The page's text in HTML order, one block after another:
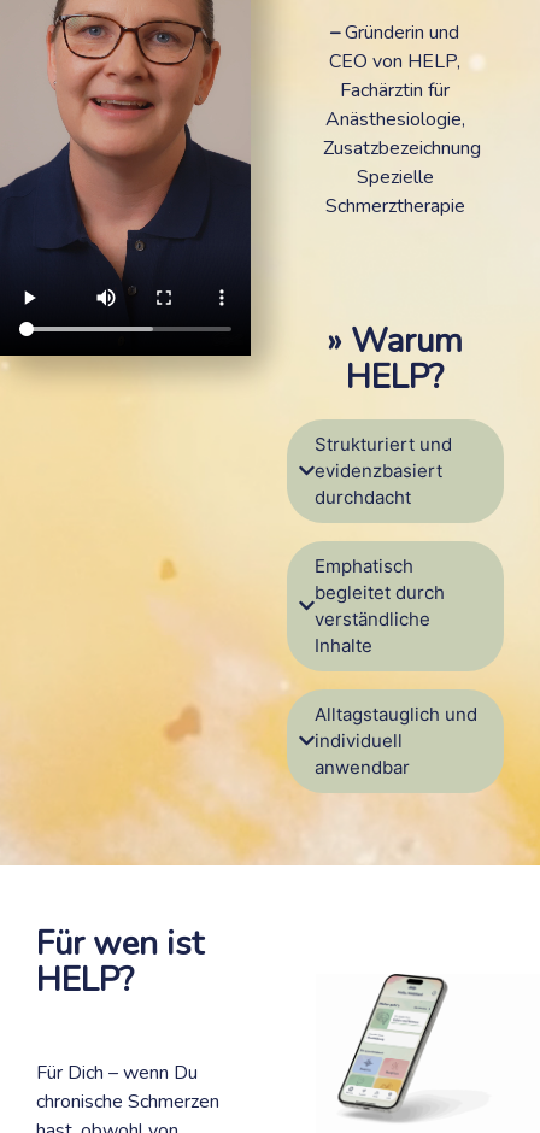
–Gründerin und
CEO von HELP,
Fachärztin für
Anästhesiologie,
Zusatzbezeichnung
Spezielle
Schmerztherapie
» Warum
HELP?
Strukturiert und
evidenzbasiert
durchdacht
Emphatisch
begleitet durch
verständliche
Inhalte
Alltagstauglich und
individuell
anwendbar
Für wen ist
HELP?
Für Dich – wenn Du
chronische Schmerzen